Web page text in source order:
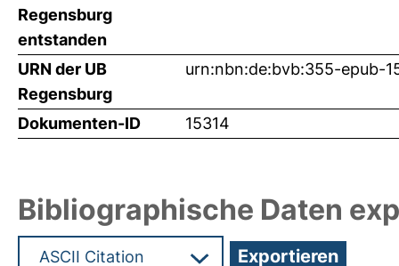
Regensburg
entstanden
URN der UB
Regensburg
urn:nbn:de:bvb:355-epub-
Dokumenten-ID 15314
Bibliographische Daten